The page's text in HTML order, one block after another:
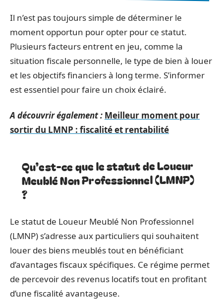
Il n’est pas toujours simple de déterminer le
moment opportun pour opter pour ce statut.
Plusieurs facteurs entrent en jeu, comme la
situation fiscale personnelle, le type de bien à louer
et les objectifs financiers à long terme. S’informer
est essentiel pour faire un choix éclairé.
A découvrir également : Meilleur moment pour
sortir du LMNP : fiscalité et rentabilité
Qu’est-ce que le statut de Loueur
Meublé Non Professionnel (LMNP)
?
Le statut de Loueur Meublé Non Professionnel
(LMNP) s’adresse aux particuliers qui souhaitent
louer des biens meublés tout en bénéficiant
d’avantages fiscaux spécifiques. Ce régime permet
de percevoir des revenus locatifs tout en profitant
d’une fiscalité avantageuse.